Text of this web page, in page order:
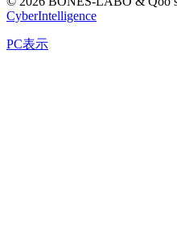
CyberIntelligence
PC表示